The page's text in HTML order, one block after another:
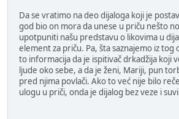
Da se vratimo na deo dijaloga koji je
god bio on mora da unese u priču nešto
upotpuniti našu predstavu o likovima u
element za priču. Pa, šta saznajemo iz tog
to informacija da je ispitivač drkadžija koji
ljude oko sebe, a da je ženi, Mariji, pun
pred njima povlači. Ako to već nije bilo
ulogu u priči, onda je dijalog bez veze i